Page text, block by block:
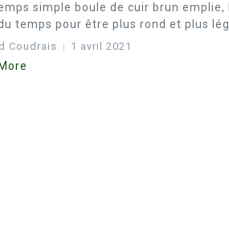
simple boule de cuir brun
temps pour être plus rond et plus
Coudrais 1 avril 2021